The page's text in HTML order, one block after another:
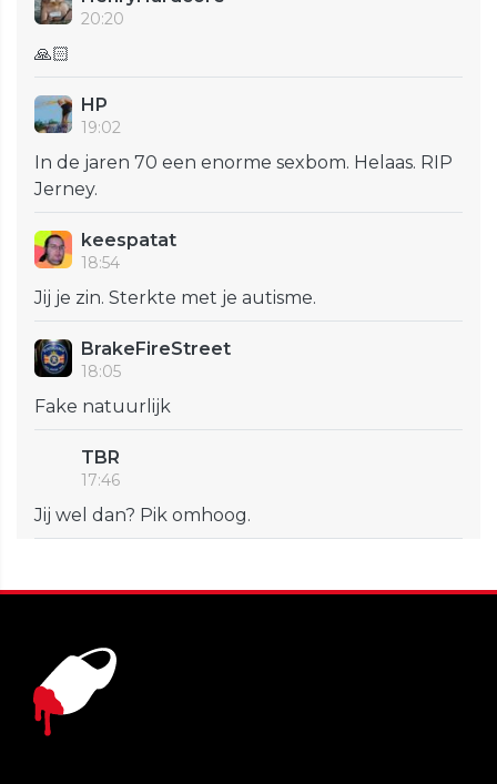
20:20
🙏🏻
HP
19:02
In de jaren 70 een enorme sexbom. Helaas. RIP
Jerney.
keespatat
18:54
Jij je zin. Sterkte met je autisme.
BrakeFireStreet
18:05
Fake natuurlijk
TBR
17:46
Jij wel dan? Pik omhoog.